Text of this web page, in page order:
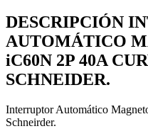
DESCRIPCIÓN
AUTOMÁTICO
iC60N 2P 40A
SCHNEIDER.
Interruptor Automático
Schneirder.